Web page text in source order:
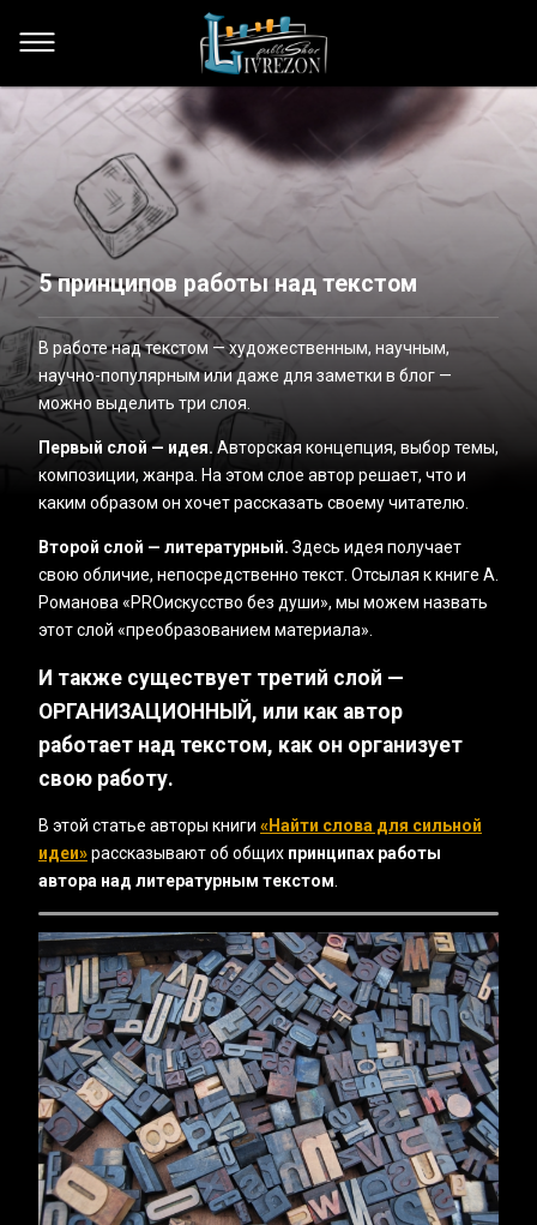
5 принципов работы над текстом
В работе над текстом — художественным, научным,
научно-популярным или даже для заметки в блог —
можно выделить три слоя.
Первый слой — идея. Авторская концепция, выбор темы,
композиции, жанра. На этом слое автор решает, что и
каким образом он хочет рассказать своему читателю.
Второй слой — литературный. Здесь идея получает
свою обличие, непосредственно текст. Отсылая к книге А.
Романова «PROискусство без души», мы можем назвать
этот слой «преобразованием материала».
И также существует третий слой —
ОРГАНИЗАЦИОННЫЙ , или как автор
работает над текстом, как он организует
свою работу.
В этой статье авторы книги «Найти слова для сильной
идеи»рассказывают об общих принципах работы
автора над литературным текстом